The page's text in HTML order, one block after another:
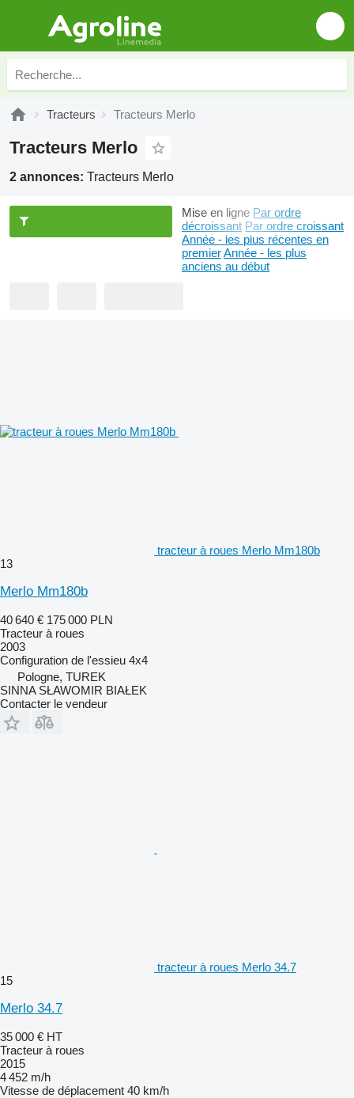
Tracteurs Tracteurs Merlo
Tracteurs Merlo
2 annonces: Tracteurs Merlo
Mise en ligne Par ordre
décroissant Par ordre croissant
Année - les plus récentes en
premierAnnée - les plus
anciens au début
tracteur à roues Merlo Mm180b
13
Merlo Mm180b
40 640 € 175 000 PLN
Tracteur à roues
2003
Configuration de l'essieu 4x4
Pologne, TUREK
SINNA SŁAWOMIR BIAŁEK
Contacter le vendeur
tracteur à roues Merlo 34.7
15
Merlo 34.7
35 000 € HT
Tracteur à roues
2015
4 452 m/h
Vitesse de déplacement 40 km/h